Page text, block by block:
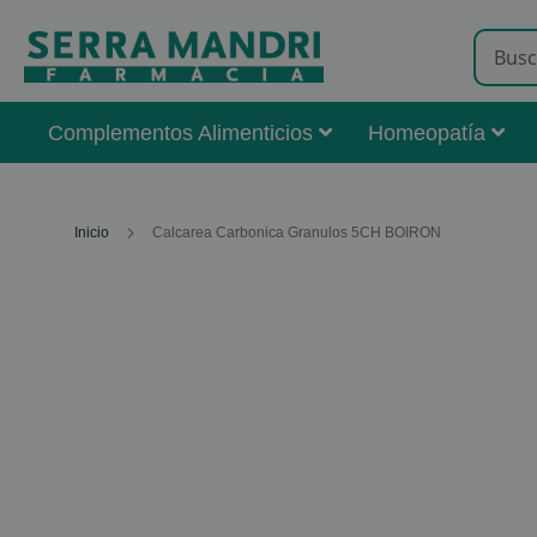
Complementos Alimenticios Homeopatía
Inicio Calcarea Carbonica Granulos 5CH BOIRON